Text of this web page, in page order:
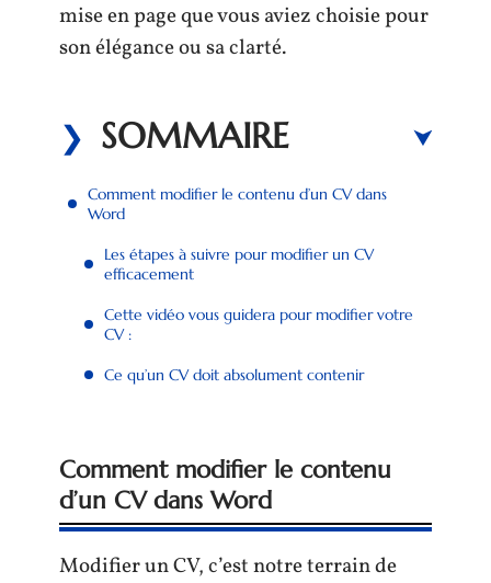
mise en page que vous aviez choisie pour
son élégance ou sa clarté.
SOMMAIRE
Comment modifier le contenu d’un CV dans
Word
Les étapes à suivre pour modifier un CV
efficacement
Cette vidéo vous guidera pour modifier votre
CV :
Ce qu’un CV doit absolument contenir
Comment modifier le contenu
d’un CV dans Word
Modifier un CV, c’est notre terrain de